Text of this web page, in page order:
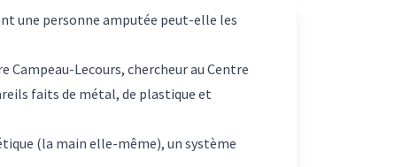
une personne amputée peut-elle les
Lecours, chercheur au Centre
faits de métal, de plastique et
(la main elle-même), un système